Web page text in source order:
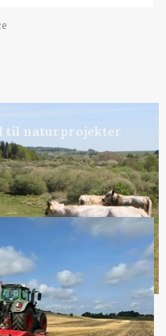
til naturprojekter